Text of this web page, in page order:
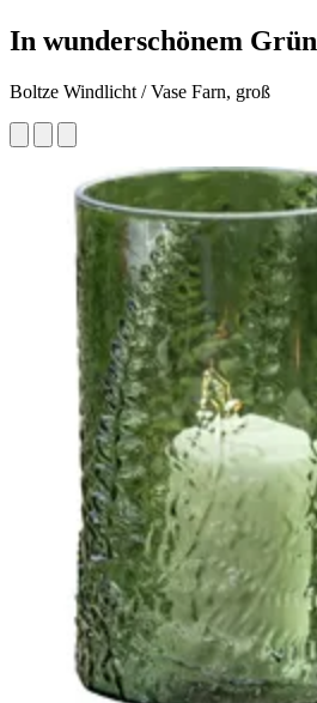
In wunderschönem Grün
Boltze Windlicht / Vase Farn, groß